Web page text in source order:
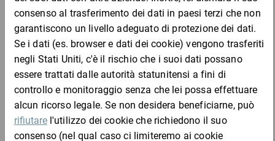
607
2,49 €
2,25 €
2,05
per 1 Pezzo
62,25 €
Campione
Da 25
2,27 €
Da 50
2,09 €
per 1 Pezzo